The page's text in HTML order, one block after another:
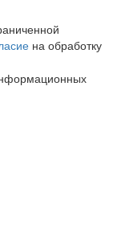
на обработку